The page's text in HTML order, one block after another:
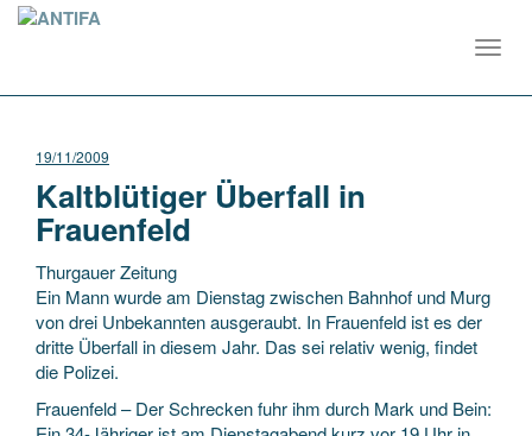
19/11/2009
Kaltblütiger Überfall in
Frauenfeld
Thurgauer Zeitung
Ein Mann wurde am Dienstag zwischen Bahnhof und Murg
von drei Unbekannten ausgeraubt. In Frauenfeld ist es der
dritte Überfall in diesem Jahr. Das sei relativ wenig, findet
die Polizei.
Frauenfeld – Der Schrecken fuhr ihm durch Mark und Bein: